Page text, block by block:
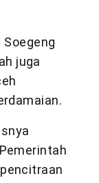
juga